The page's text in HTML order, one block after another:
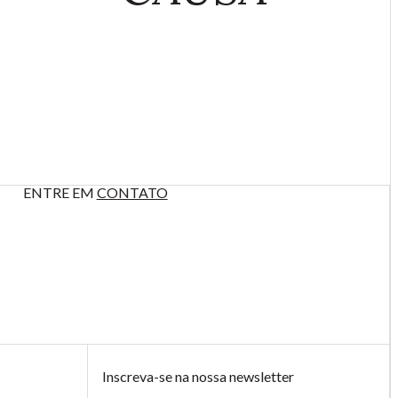
ENTRE EM CONTATO
Inscreva-se na nossa newsletter